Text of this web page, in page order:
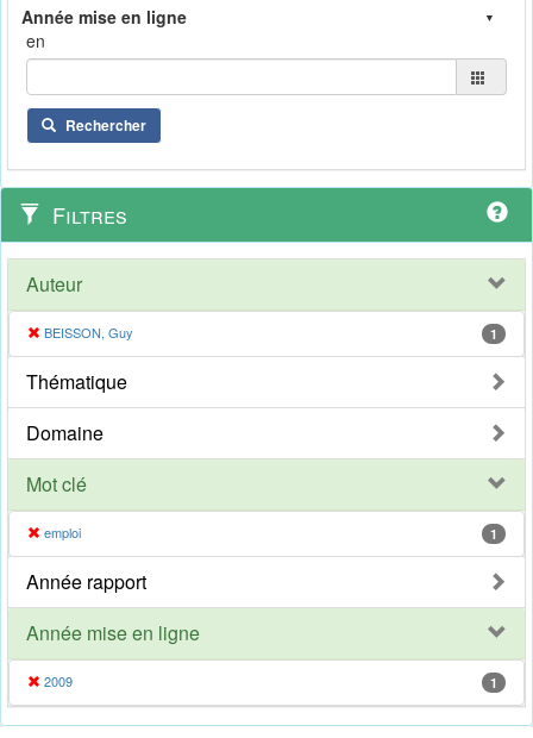
en
Rechercher
Filtres
Auteur
BEISSON, Guy 1
Thématique
Domaine
Mot clé
emploi 1
Année rapport
Année mise en ligne
2009 1